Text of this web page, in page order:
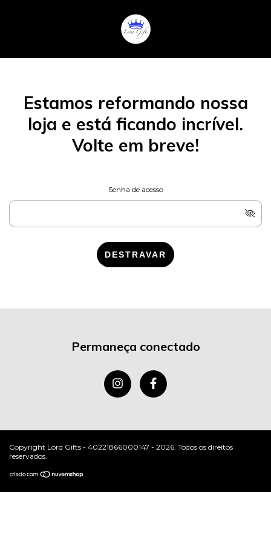
Estamos reformando nossa
loja e está ficando incrível.
Volte em breve!
Senha de acesso
DESTRAVAR
Permaneça conectado
Copyright Lord Gifts - 40221866000147 - 2026. Todos os direitos
reservados.